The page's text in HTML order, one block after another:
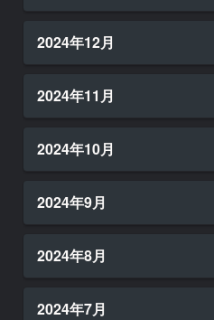
2024年12月
2024年11月
2024年10月
2024年9月
2024年8月
2024年7月